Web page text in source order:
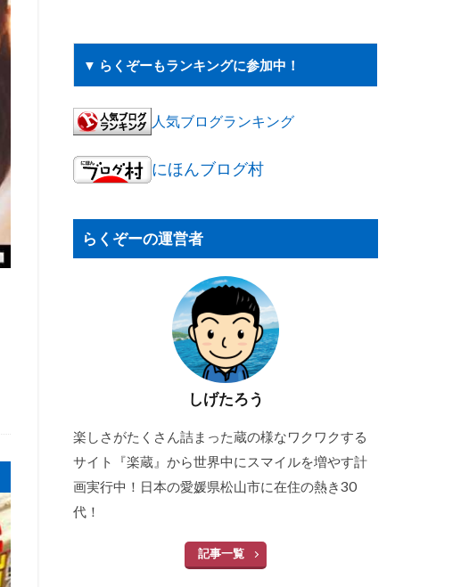
▼ らくぞーもランキングに参加中！
人気ブログランキング
にほんブログ村
らくぞーの運営者
しげたろう
楽しさがたくさん詰まった蔵の様なワクワクする
サイト『楽蔵』から世界中にスマイルを増やす計
画実行中！日本の愛媛県松山市に在住の熱き30
代！
記事一覧